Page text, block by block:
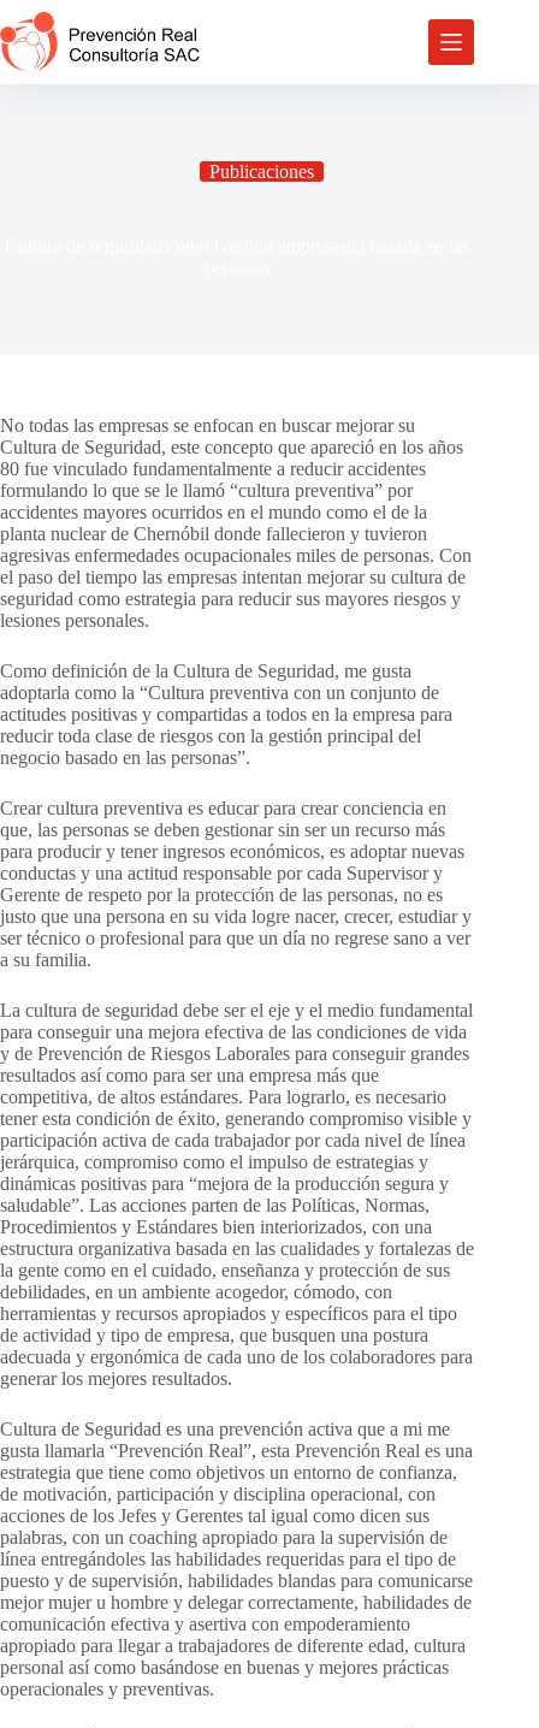
Saltar
al
contenido
Publicaciones
No todas las empresas se enfocan en buscar mejorar su
Cultura de Seguridad, este concepto que apareció en los años
80 fue vinculado fundamentalmente a reducir accidentes
formulando lo que se le llamó “cultura preventiva” por
accidentes mayores ocurridos en el mundo como el de la
planta nuclear de Chernóbil donde fallecieron y tuvieron
agresivas enfermedades ocupacionales miles de personas. Con
el paso del tiempo las empresas intentan mejorar su cultura de
seguridad como estrategia para reducir sus mayores riesgos y
lesiones personales.
Como definición de la Cultura de Seguridad, me gusta
adoptarla como la “Cultura preventiva con un conjunto de
actitudes positivas y compartidas a todos en la empresa para
reducir toda clase de riesgos con la gestión principal del
negocio basado en las personas”.
Crear cultura preventiva es educar para crear conciencia en
que, las personas se deben gestionar sin ser un recurso más
para producir y tener ingresos económicos, es adoptar nuevas
conductas y una actitud responsable por cada Supervisor y
Gerente de respeto por la protección de las personas, no es
justo que una persona en su vida logre nacer, crecer, estudiar y
ser técnico o profesional para que un día no regrese sano a ver
a su familia.
La cultura de seguridad debe ser el eje y el medio fundamental
para conseguir una mejora efectiva de las condiciones de vida
y de Prevención de Riesgos Laborales para conseguir grandes
resultados así como para ser una empresa más que
competitiva, de altos estándares. Para lograrlo, es necesario
tener esta condición de éxito, generando compromiso visible y
participación activa de cada trabajador por cada nivel de línea
jerárquica, compromiso como el impulso de estrategias y
dinámicas positivas para “mejora de la producción segura y
saludable”. Las acciones parten de las Políticas, Normas,
Procedimientos y Estándares bien interiorizados, con una
estructura organizativa basada en las cualidades y fortalezas de
la gente como en el cuidado, enseñanza y protección de sus
debilidades, en un ambiente acogedor, cómodo, con
herramientas y recursos apropiados y específicos para el tipo
de actividad y tipo de empresa, que busquen una postura
adecuada y ergonómica de cada uno de los colaboradores para
generar los mejores resultados.
Cultura de Seguridad es una prevención activa que a mi me
gusta llamarla “Prevención Real”, esta Prevención Real es una
estrategia que tiene como objetivos un entorno de confianza,
de motivación, participación y disciplina operacional, con
acciones de los Jefes y Gerentes tal igual como dicen sus
palabras, con un coaching apropiado para la supervisión de
línea entregándoles las habilidades requeridas para el tipo de
puesto y de supervisión, habilidades blandas para comunicarse
mejor mujer u hombre y delegar correctamente, habilidades de
comunicación efectiva y asertiva con empoderamiento
apropiado para llegar a trabajadores de diferente edad, cultura
personal así como basándose en buenas y mejores prácticas
operacionales y preventivas.